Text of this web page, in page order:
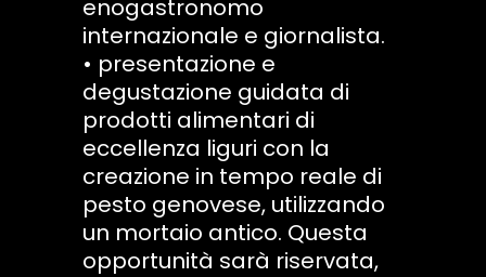
enogastronomo
internazionale e giornalista.
• presentazione e
degustazione guidata di
prodotti alimentari di
eccellenza liguri con la
creazione in tempo reale di
pesto genovese, utilizzando
un mortaio antico. Questa
opportunità sarà riservata,